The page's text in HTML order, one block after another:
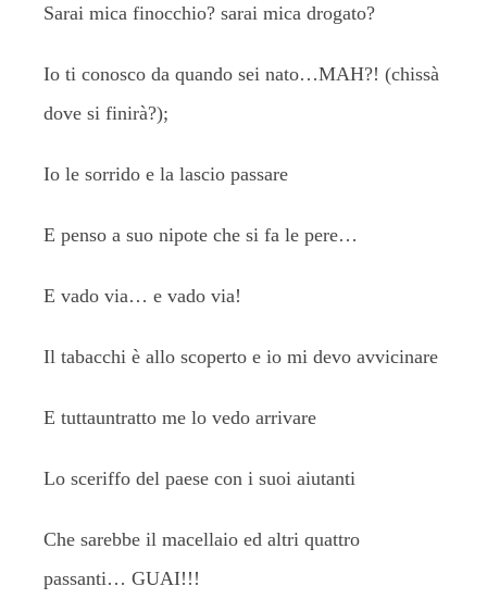
Sarai mica finocchio? sarai mica drogato?
Io ti conosco da quando sei nato…MAH?! (chissà
dove si finirà?);
Io le sorrido e la lascio passare
E penso a suo nipote che si fa le pere…
E vado via… e vado via!
Il tabacchi è allo scoperto e io mi devo avvicinare
E tuttauntratto me lo vedo arrivare
Lo sceriffo del paese con i suoi aiutanti
Che sarebbe il macellaio ed altri quattro
passanti… GUAI!!!